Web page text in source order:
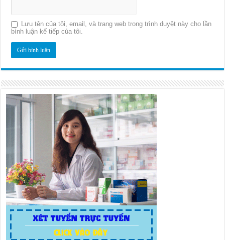
Lưu tên của tôi, email, và trang web trong trình duyệt này cho lần
bình luận kế tiếp của tôi.